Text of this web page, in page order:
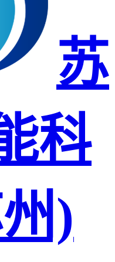
苏
科
)